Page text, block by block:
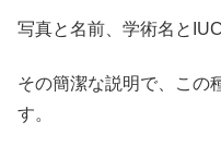
写真と名前、学術名と
その簡潔な説明で、この
す。